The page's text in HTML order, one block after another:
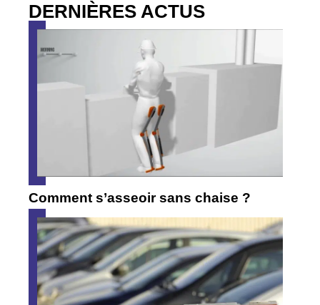
DERNIÈRES ACTUS
Comment s’asseoir sans chaise ?